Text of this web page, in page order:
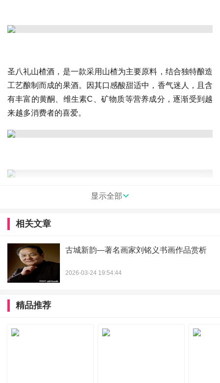
圣八礼山楂酒，是一款采用山楂为主要原料，结合独特酿造
工艺酿制而成的果酒。因其口感酸甜适中，香气迷人，且含
有丰富的黄酮、维生素C、矿物质等营养成分，逐渐受到越
来越多消费者的喜爱。
记者在走访市场中了解到，许多消费者表示，圣八礼山楂酒
已经成为了他们春节年货的必备之选。一方面，山楂酒既有
酒的醇香，又有水果的甘甜，非常适合在佳节期间与家人和
朋友共享；另一方面，山楂酒还具有促进消化、健脾养胃等
功效，对身体健康有一定的益处。
公司已经提前做好了备货和销售计划，以确保产品在春节期
足不同消费者的购买需求。
显示全部
相关文章
古城新韵—著名画家刘铭义书画作品赏析
2026-03-24 19:54:44
精品推荐